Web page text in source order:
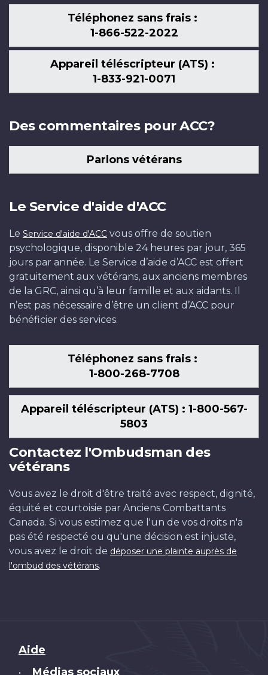
Téléphonez sans frais :
1-866-522-2022
Appareil téléscripteur (ATS) :
1-833-921-0071
Des commentaires pour ACC?
Parlons vétérans
Le Service d'aide d'ACC
Le Service d'aide d'ACC vous offre de soutien
psychologique, disponible 24 heures par jour, 365
jours par année. Le Service d’aide d’ACC est offert
gratuitement aux vétérans, aux anciens membres
de la GRC, ainsi qu’à leur famille et aux aidants. Il
n’est pas nécessaire d’être un client d’ACC pour
bénéficier des services.
Téléphonez sans frais :
1-800-268-7708
Appareil téléscripteur (ATS) : 1-800-567-
5803
Contactez l'Ombudsman des
vétérans
Vous avez le droit d'être traité avec respect, dignité,
équité et courtoisie par Anciens Combattants
Canada. Si vous estimez que l'un de vos droits n'a
pas été respecté ou qu'une décision est injuste,
vous avez le droit de déposer une plainte auprès de
l'ombud des vétérans.
Brand
Aide
• Médias sociaux